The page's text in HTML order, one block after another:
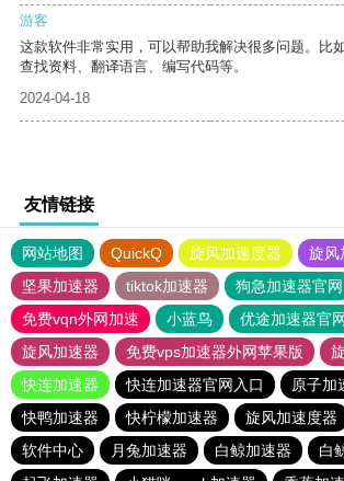
游客
这款软件非常实用，可以帮助我解决很多问题。比
查找资料、翻译语言、编写代码等。
2024-04-18
友情链接
网站地图 QuickQ 旋风加速度器
旋风
坚果加速器
tiktok加速器
狗急加速器官网
免费vqn外网加速
小蓝鸟 优途加速器官
旋风加速器
免费vps加速器外网苹果版
快连加速器
快连加速器官网入口
原子加
快鸭加速器
快柠檬加速器 旋风加速度器
软件中心
月兔加速器 白鲸加速器
白